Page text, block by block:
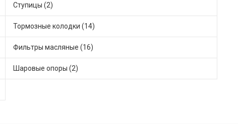
Ступицы (2)
Тормозные колодки (14)
Фильтры масляные (16)
Шаровые опоры (2)